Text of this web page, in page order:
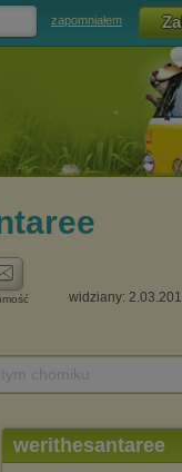
zapomniałem
widziany:
werithesantaree